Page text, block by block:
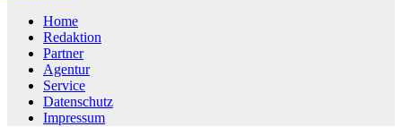
Home
Redaktion
Partner
Agentur
Service
Datenschutz
Impressum